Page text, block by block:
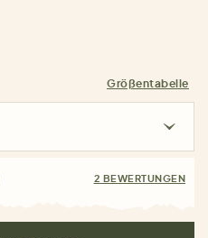
Größentabelle
2 BEWERTUNGEN